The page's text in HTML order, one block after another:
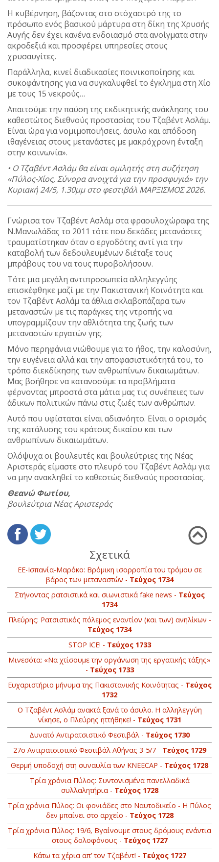
Η κυβέρνηση, βάζοντας στο στόχαστρό της το
πρόσωπο ενός βασικού μάρτυρα στη δίκη της Χρυσής
Αυγής δεν έχει κανένα ενδοιασμό στα ανοίγματα στην
ακροδεξιά και προσφέρει υπηρεσίες στους
χρυσαυγίτες.
Παράλληλα, κινεί διαδικασίες ποινικοποίησης και
συκοφάντησης για να συγκαλυφθεί το έγκλημα στη Χίο
με τους 15 νεκρούς…
Απαιτούμε την παύση της εκδικητικής ανάκλησης του
καθεστώτος διεθνούς προστασίας του Τζαβέντ Ασλάμ.
Είναι ώρα για νομιμοποιήσεις, άσυλο και απόδοση
ιθαγένειας στους μετανάστες με μακρόχρονη ένταξη
στην κοινωνία».
• O Tζαβέντ Ασλάμ θα είναι ομιλητής στη συζήτηση
«Πύλος-Χίος, Σύνορα ανοιχτά για την προσφυγιά» την
Κυριακή 24/5, 1.30μμ στο φεστιβάλ ΜΑΡΞΙΣΜΟΣ 2026.
Γνώρισα τον Τζαβέντ Ασλάμ στα φραουλοχώραφα της
Ν.Μανωλάδας το 2011 τότε που δεκάδες μετανάστες
τραυματίστηκαν όταν ο εργοδότης αντί για την
καταβολή των δεδουλευμένων διέταξε τους
μπράβους του να τους πυροβολήσουν.
Τότε μια μεγάλη αντιπροσωπεία αλληλεγγύης
επισκέφθηκε μαζί με την Πακιστανική Κοινότητα και
τον Τζαβέντ Ασλάμ τα άθλια σκλαβοπάζαρα των
μεταναστών με τις παράγκες της ντροπής να
υπογραμμίζουν την αθλιότητα της ζωής των
μεταναστών εργατών γης.
Μόνο περηφάνια νιώθουμε για το ήθος, την καλοσύνη,
την ευγένεια αλλά και την αποφασιστικότητά του, το
τρόπο διεκδίκησης των ανθρωπίνων δικαιωμάτων.
Μας βοήθησε να κατανοούμε τα προβλήματα
φέρνοντας μπροστά στα μάτια μας τις συνέπειες των
άδικων πολιτικών πάνω στις ζωές των ανθρώπων.
Αυτό που υφίσταται είναι αδιανόητο. Είναι ο ορισμός
της κατάλυσης του κράτους δικαίου και των
ανθρωπίνων δικαιωμάτων.
Ολόψυχα οι βουλευτές και βουλεύτριες της Νέας
Αριστεράς είμαστε στο πλευρό του Τζαβέντ Ασλάμ για
να μην ανακληθεί το καθεστώς διεθνούς προστασίας.
Θεανώ Φωτίου,
βουλεύτρια Νέας Αριστεράς
Σχετικά
ΕΕ-Ισπανία-Μαρόκο: Βρόμικη ισορροπία του τρόμου σε
βάρος των μεταναστών - Τεύχος 1734
Στήνοντας ρατσιστικά και σιωνιστικά fake news - Τεύχος
1734
Πλεύρης: Ρατσιστικός πόλεμος εναντίον (και των) ανηλίκων -
Τεύχος 1734
STOP ICE! - Τεύχος 1733
Μινεσότα: «Να χτίσουμε την οργάνωση της εργατικής τάξης»
- Τεύχος 1733
Ευχαριστήριο μήνυμα της Πακιστανικής Κοινότητας - Τεύχος
1732
Ο Τζαβέντ Ασλάμ ανακτά ξανά το άσυλο. Η αλληλεγγύη
νίκησε, ο Πλεύρης ηττήθηκε! - Τεύχος 1731
Δυνατό Αντιρατσιστικό Φεστιβάλ - Τεύχος 1730
27ο Αντιρατσιστικό Φεστιβάλ Αθήνας 3-5/7 - Τεύχος 1729
Θερμή υποδοχή στη συναυλία των KNEECAP - Τεύχος 1728
Τρία χρόνια Πύλος: Συντονισμένα πανελλαδικά
συλλαλητήρια - Τεύχος 1728
Τρία χρόνια Πύλος: Οι φονιάδες στο Ναυτοδικείο - Η Πύλος
δεν μπαίνει στο αρχείο - Τεύχος 1728
Τρία χρόνια Πύλος: 19/6, Βγαίνουμε στους δρόμους ενάντια
στους δολοφόνους - Τεύχος 1727
Κάτω τα χέρια απ’ τον Τζαβέντ! - Τεύχος 1727